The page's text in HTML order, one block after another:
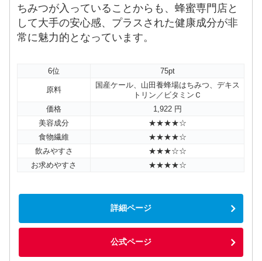
ちみつが入っていることからも、蜂蜜専門店と
して大手の安心感、プラスされた健康成分が非
常に魅力的となっています。
6位 75pt
原料
国産ケール、山田養蜂場はちみつ、デキス
トリン／ビタミンＣ
価格
1,922 円
美容成分
★★★★☆
食物繊維
★★★★☆
飲みやすさ
★★★☆☆
お求めやすさ
★★★★☆
詳細ページ
公式ページ